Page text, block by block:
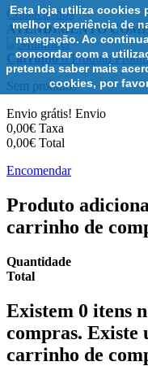
Esta loja utiliza cookies
melhor experiência de
navegação. Ao
concordar com a
pretenda saber mais
cookies, por
Contacte-nos
ATENDIMENTO
Carrinho 0 Produto
Sem produtos
Envio grátis! Envio
0,00€ Taxa
0,00€ Total
Encomendar
Produto
carrinho de
Quantidade
Total
Existem 0 itens
compras. Existe
carrinho de